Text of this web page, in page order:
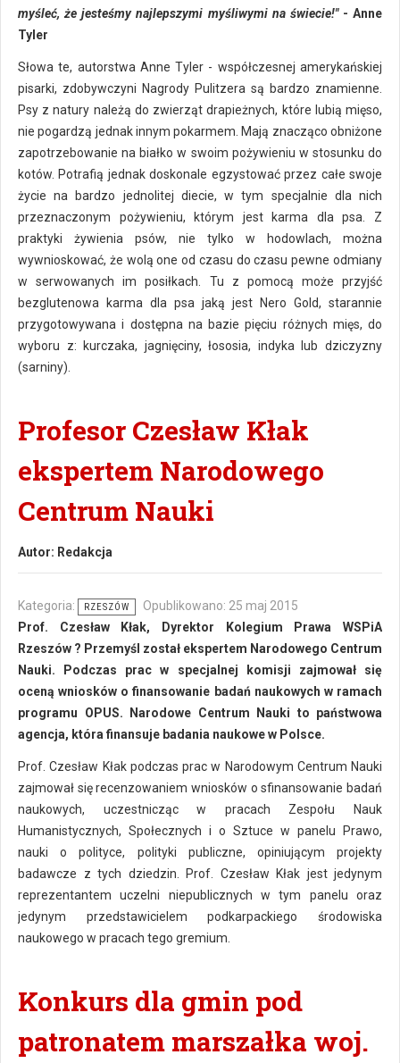
myśleć, że jesteśmy najlepszymi myśliwymi na świecie!"- Anne
Tyler
Słowa te, autorstwa Anne Tyler - współczesnej amerykańskiej
pisarki, zdobywczyni Nagrody Pulitzera są bardzo znamienne.
Psy z natury należą do zwierząt drapieżnych, które lubią mięso,
nie pogardzą jednak innym pokarmem. Mają znacząco obniżone
zapotrzebowanie na białko w swoim pożywieniu w stosunku do
kotów. Potrafią jednak doskonale egzystować przez całe swoje
życie na bardzo jednolitej diecie, w tym specjalnie dla nich
przeznaczonym pożywieniu, którym jest karma dla psa. Z
praktyki żywienia psów, nie tylko w hodowlach, można
wywnioskować, że wolą one od czasu do czasu pewne odmiany
w serwowanych im posiłkach. Tu z pomocą może przyjść
bezglutenowa karma dla psa jaką jest Nero Gold, starannie
przygotowywana i dostępna na bazie pięciu różnych mięs, do
wyboru z: kurczaka, jagnięciny, łososia, indyka lub dziczyzny
(sarniny).
Profesor Czesław Kłak
ekspertem Narodowego
Centrum Nauki
Autor: Redakcja
Kategoria: RZESZÓW
Opublikowano: 25 maj 2015
Prof. Czesław Kłak, Dyrektor Kolegium Prawa WSPiA
Rzeszów ? Przemyśl został ekspertem Narodowego Centrum
Nauki. Podczas prac w specjalnej komisji zajmował się
oceną wniosków o finansowanie badań naukowych w ramach
programu OPUS. Narodowe Centrum Nauki to państwowa
agencja, która finansuje badania naukowe w Polsce.
Prof. Czesław Kłak podczas prac w Narodowym Centrum Nauki
zajmował się recenzowaniem wniosków o sfinansowanie badań
naukowych, uczestnicząc w pracach Zespołu Nauk
Humanistycznych, Społecznych i o Sztuce w panelu Prawo,
nauki o polityce, polityki publiczne, opiniującym projekty
badawcze z tych dziedzin. Prof. Czesław Kłak jest jedynym
reprezentantem uczelni niepublicznych w tym panelu oraz
jedynym przedstawicielem podkarpackiego środowiska
naukowego w pracach tego gremium.
Konkurs dla gmin pod
patronatem marszałka woj.